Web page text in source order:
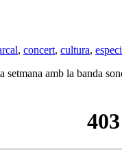
, concert, cultura,
setmana amb la banda